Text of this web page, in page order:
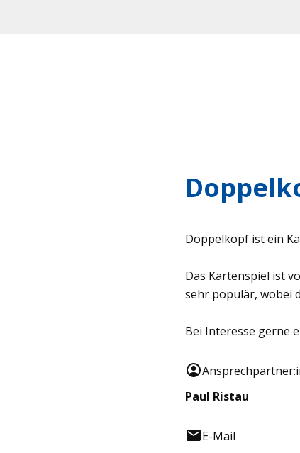
Doppelkopf ist ein
Das Kartenspiel ist
sehr populär, wobei
Bei Interesse gerne
Paul Ristau
E-Mail